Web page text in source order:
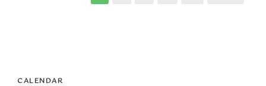
CALENDAR